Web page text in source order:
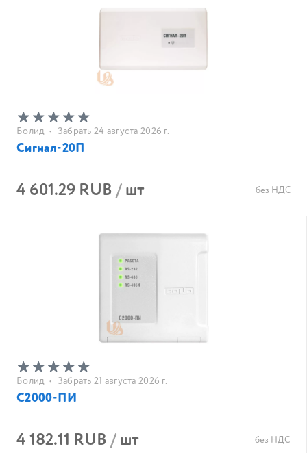
Болид • Забрать 24 августа 2026 г.
Сигнал-20П
4 601.29 RUB/шт без НДС
Болид • Забрать 21 августа 2026 г.
С2000-ПИ
4 182.11 RUB/шт без НДС